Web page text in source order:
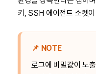
키, SSH 에이전트 소켓
📌 NOTE
로그에 비밀값이 노